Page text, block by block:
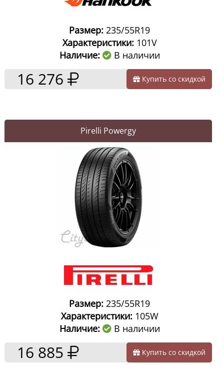
Размер: 235/55R19
Характеристики:101V
Наличие:
В наличии
16 276 Купить со скидкой
Pirelli Powergy
Размер: 235/55R19
Характеристики:105W
Наличие:
В наличии
16 885 Купить со скидкой